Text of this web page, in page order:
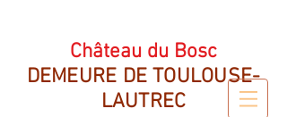
Château du Bosc
DEMEURE DE TOULOUSE-
LAUTREC